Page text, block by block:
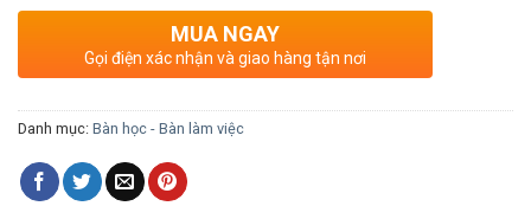
MUA NGAY
Gọi điện xác nhận và giao hàng tận nơi
Danh mục: Bàn học - Bàn làm việc